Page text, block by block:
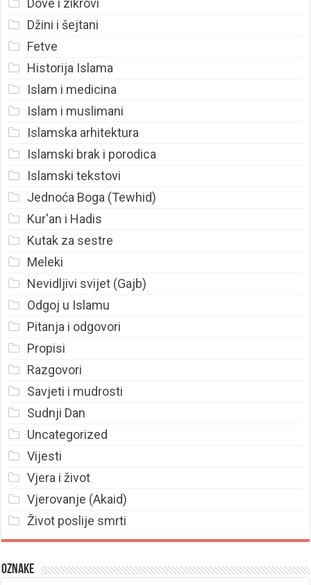
Džini i šejtani
Fetve
Historija Islama
Islam i medicina
Islam i muslimani
Islamska arhitektura
Islamski brak i porodica
Islamski tekstovi
Jednoća Boga (Tewhid)
Kur'an i Hadis
Kutak za sestre
Meleki
Nevidljivi svijet (Gajb)
Odgoj u Islamu
Pitanja i odgovori
Propisi
Razgovori
Savjeti i mudrosti
Sudnji Dan
Uncategorized
Vijesti
Vjera i život
Vjerovanje (Akaid)
Život poslije smrti
Oznake